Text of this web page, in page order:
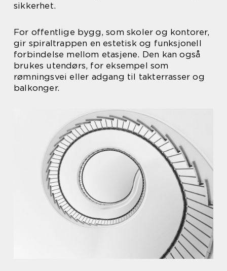
sikkerhet.
For offentlige bygg, som skoler og kontorer,
gir spiraltrappen en estetisk og funksjonell
forbindelse mellom etasjene. Den kan også
brukes utendørs, for eksempel som
rømningsvei eller adgang til takterrasser og
balkonger.